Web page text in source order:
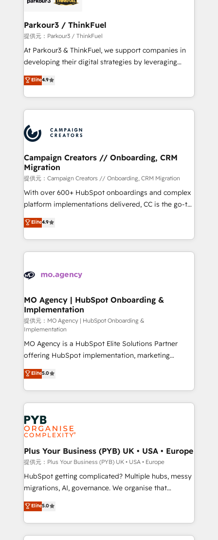
companies scale faster and smarter. 🔹 BOOMS:
Demand generation for all your buyers With BOOMS,
you invest in 100% of your buyers, accelerating your
growth and positioning yourself as an undisputed
transformation process A methodology designed to
implement HubSpot effectively and optimize your
record of business transformation, our growth-first
approach has helped brands dominate their
Parkour3 / ThinkFuel
提供元：Parkour3 / ThinkFuel
At Parkour3 & ThinkFuel, we support companies in
developing their digital strategies by leveraging
technologies and automating their marketing and
sales processes to generate growth. Our offer spans
from Strategy to Operations. We specialize in CRM
onboarding and implementation, web design, sales
extensive experience working with tech companies
and manufacturers since 2002, we are committed to
empowering our clients and developing their
autonomy. Get to grips with HubSpot through
guided implementation and seamless integration of
the CRM platform into your digital ecosystem. Would
you like support in deploying your inbound
to your needs and sales objectives. With 125+
certifications, we are part of the most certified
services are offered in both English & French.
Elite4.9
Campaign Creators // Onboarding, CRM
Migration
提供元：Campaign Creators // Onboarding, CRM Migration
With over 600+ HubSpot onboardings and complex
platform implementations delivered, CC is the go-to
Elite Solutions Partner for businesses ready to
migrate, replatform, and scale smarter. We specialize
in high-impact CRM and CMS migrations and
onboarding from platforms like Salesforce, NetSuite,
WordPress and legacy CRMs, turning fragmented
architectures that accelerate revenue operations and
performance. - Multi-object CRM migration, cleanup,
and implementation. - Pre-built and custom
integrations across your full tech stack. - Custom
object setup, CMS builds, and full-funnel automation.
- Dashboards, lifecycle campaigns, and lead
nurturing sequences. - Cross-hub setup across
Marketing, Sales, Operations, and Service Hubs. -
Ongoing optimization, managed support, and
scalable retainers. Let’s make HubSpot your most
powerful growth engine. Built to convert, scale, and
drive results.
Elite4.9
MO Agency | HubSpot Onboarding &
Implementation
提供元：MO Agency | HubSpot Onboarding &
Implementation
MO Agency is a HubSpot Elite Solutions Partner
offering HubSpot implementation, marketing
automation, CRM and RevOps consulting, B2B SEO,
paid media, content marketing, AEO and GEO (AI
search optimisation), and HubSpot Content Hub and
WordPress development. We work with enterprise
and growth-led companies across technology,
professional services, financial services and
industrial sectors. Offices in Johannesburg, Cape
Town, Dubai & London. 500+ HubSpot CRM
implementations delivered. AI visibility coverage
across ChatGPT, Claude, Perplexity, Gemini and
Google AI Overviews. HubSpot Impact Award -
Innovation HubSpot Impact Award - Platform
Migration Excellence HubSpot Impact Award -
Elite5.0
Plus Your Business (PYB) UK • USA • Europe
提供元：Plus Your Business (PYB) UK • USA • Europe
HubSpot getting complicated? Multiple hubs, messy
migrations, AI, governance. We organise that
complexity, so your team can put HubSpot to work...
Welcome to our Profile! We help with: • CRM
implementation, reports, workflows, and team
training • CRM migration from Salesforce, Pipedrive,
Elite5.0